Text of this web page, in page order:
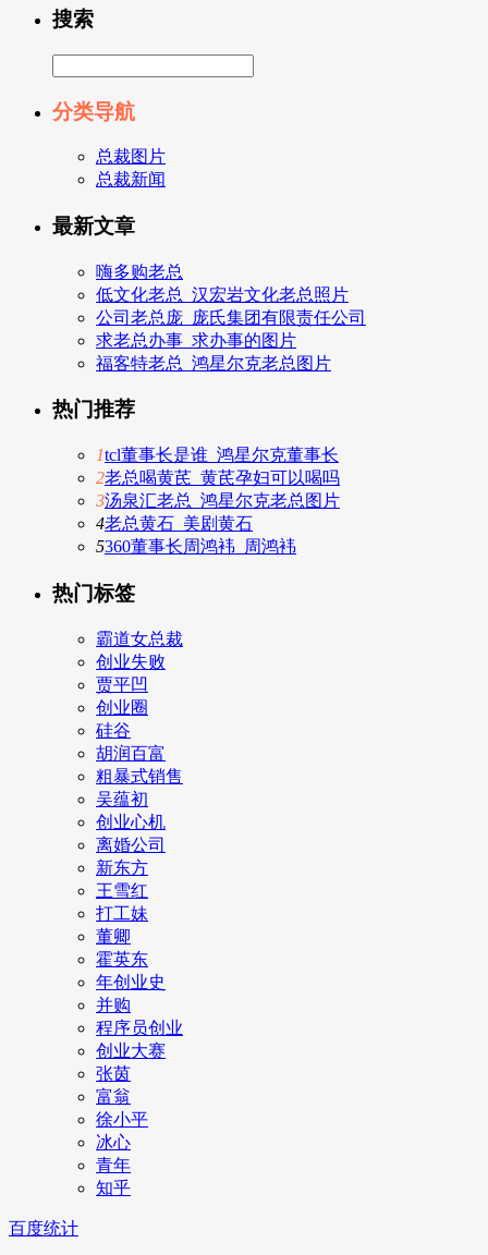
搜索
分类导航
总裁图片
总裁新闻
最新文章
嗨多购老总
低文化老总_汉宏岩文化老总照片
公司老总庞_庞氏集团有限责任公司
求老总办事_求办事的图片
福客特老总_鸿星尔克老总图片
热门推荐
1tcl董事长是谁_鸿星尔克董事长
2老总喝黄芪_黄芪孕妇可以喝吗
3汤泉汇老总_鸿星尔克老总图片
4老总黄石_美剧黄石
5360董事长周鸿袆_周鸿袆
热门标签
霸道女总裁
创业失败
贾平凹
创业圈
硅谷
胡润百富
粗暴式销售
吴蕴初
创业心机
离婚公司
新东方
王雪红
打工妹
董卿
霍英东
年创业史
并购
程序员创业
创业大赛
张茵
富翁
徐小平
冰心
青年
知乎
百度统计